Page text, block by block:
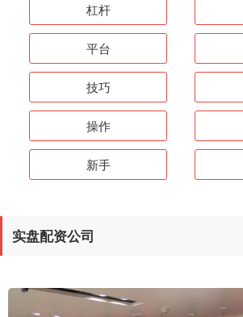
杠杆
平台
技巧
操作
新手
实盘配资公司